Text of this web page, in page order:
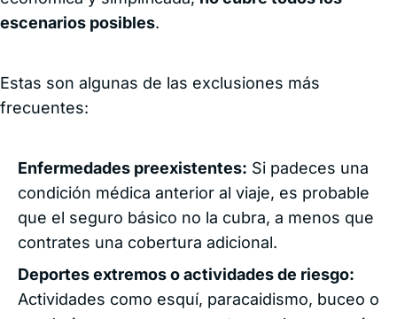
escenarios posibles.
Estas son algunas de las exclusiones más
frecuentes:
Enfermedades preexistentes: Si padeces una
condición médica anterior al viaje, es probable
que el seguro básico no la cubra, a menos que
contrates una cobertura adicional.
Deportes extremos o actividades de riesgo:
Actividades como esquí, paracaidismo, buceo o